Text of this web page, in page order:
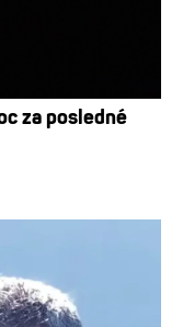
za posledné